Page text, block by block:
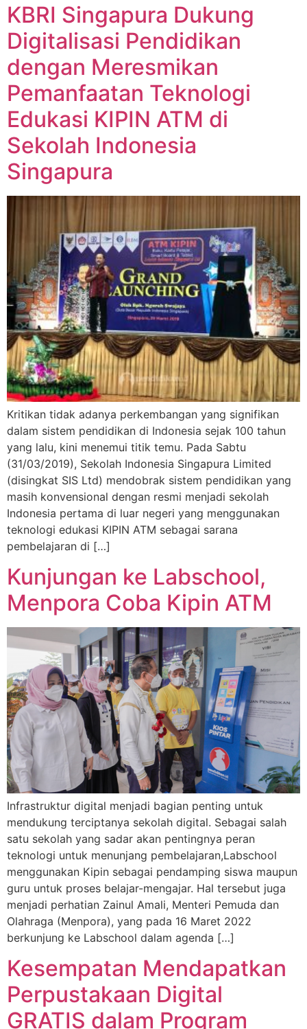
KBRI Singapura Dukung
Digitalisasi Pendidikan
dengan Meresmikan
Pemanfaatan Teknologi
Edukasi KIPIN ATM di
Sekolah Indonesia
Singapura
Kritikan tidak adanya perkembangan yang signifikan
dalam sistem pendidikan di Indonesia sejak 100 tahun
yang lalu, kini menemui titik temu. Pada Sabtu
(31/03/2019), Sekolah Indonesia Singapura Limited
(disingkat SIS Ltd) mendobrak sistem pendidikan yang
masih konvensional dengan resmi menjadi sekolah
Indonesia pertama di luar negeri yang menggunakan
teknologi edukasi KIPIN ATM sebagai sarana
pembelajaran di […]
Kunjungan ke Labschool,
Menpora Coba Kipin ATM
Infrastruktur digital menjadi bagian penting untuk
mendukung terciptanya sekolah digital. Sebagai salah
satu sekolah yang sadar akan pentingnya peran
teknologi untuk menunjang pembelajaran,Labschool
menggunakan Kipin sebagai pendamping siswa maupun
guru untuk proses belajar-mengajar. Hal tersebut juga
menjadi perhatian Zainul Amali, Menteri Pemuda dan
Olahraga (Menpora), yang pada 16 Maret 2022
berkunjung ke Labschool dalam agenda […]
Kesempatan Mendapatkan
Perpustakaan Digital
GRATIS dalam Program